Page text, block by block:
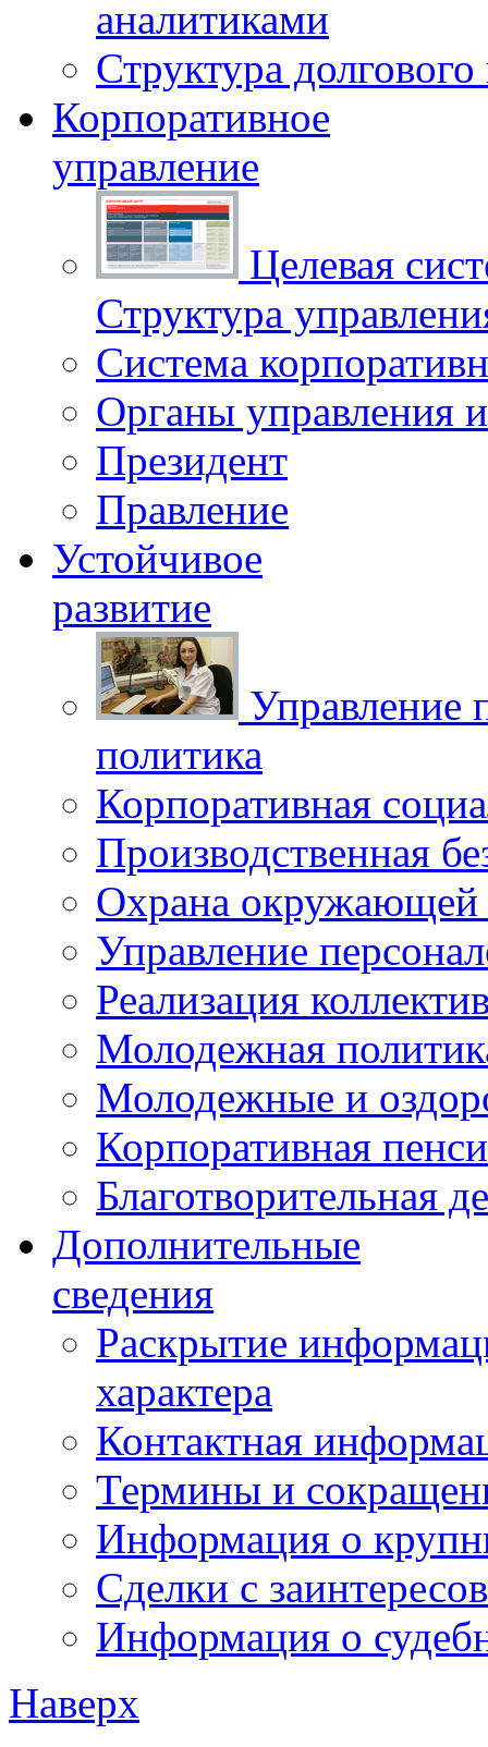
аналитиками
Структура
Корпоративное
управление
Целевая
Структура
Система
Органы управления
Президент
Правление
Устойчивое
развитие
Управление
политика
Корпоративная
Производственная
Охрана окружающей
Управление
Реализация
Молодежная
Молодежные и
Корпоративная
Благотворительная
Дополнительные
сведения
Раскрытие
характера
Контактная
Термины и
Информация о
Сделки с
Информация о
Наверх